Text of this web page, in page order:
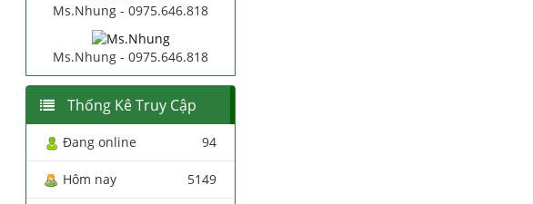
Ms.Nhung - 0975.646.818
Ms.Nhung - 0975.646.818
Thống Kê Truy Cập
Đang online 94
Hôm nay 5149